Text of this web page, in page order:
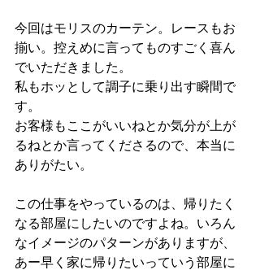
今回はモリスのカーテン。レースもお
揃い。控えめに言ってものすごく喜ん
でいただきました。
私もホッとして調子に乗り出す瞬間で
す。
お客様もここがいいねとか気分が上が
るねとか言ってくださるので、本当に
ありがたい。
この仕事をやっているのは、帰りたく
なる部屋にしたいのですよね。いろん
なイメージのパターンがありますが、
あー早く家に帰りたいっていう部屋に